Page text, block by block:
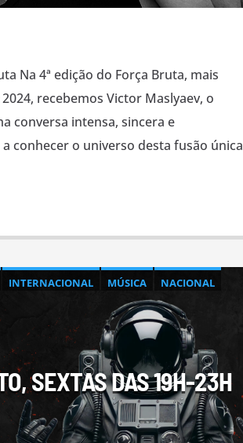
Na 4ª edição do Força Bruta, mais
recebemos Victor Maslyaev, o
conversa intensa, sincera e
conhecer o universo desta fusão única
INTERNACIONAL MÚSICA NACIONAL
SEXTAS DAS 19H-23H